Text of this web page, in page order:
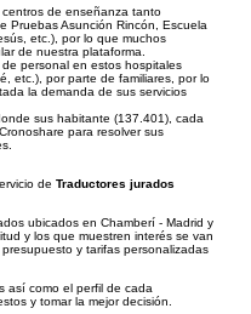
de enseñanza tanto
Pruebas Asunción Rincón, Escuela
etc.), por lo que muchos
de nuestra plataforma.
personal en estos hospitales
etc.), por parte de familiares, por lo
la demanda de sus servicios
sus habitante (137.401), cada
para resolver sus
de Traductores jurados
ubicados en Chamberí - Madrid y
y los que muestren interés se van
y tarifas personalizadas
así como el perfil de cada
y tomar la mejor decisión.